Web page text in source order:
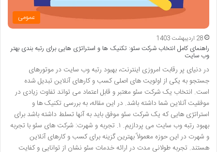
عمومی
28 اردیبهشت 1403
راهنمای کامل انتخاب شرکت سئو: تکنیک ها و استراتژی هایی برای رتبه بندی بهتر
وب سایت
در دنیای پر رقابت امروزی اینترنت، بهبود رتبه وب سایت در موتورهای
جستجو به یکی از اولویت های اصلی کسب و کارهای آنلاین تبدیل شده
است. انتخاب یک شرکت سئو معتبر و قابل اعتماد می تواند تفاوت زیادی در
موفقیت آنلاین شما داشته باشد. در این مقاله، به بررسی تکنیک ها و
استراتژی هایی که یک شرکت سئو موفق باید به آنها تسلط داشته باشد برای
بهبود رتبه وب سایت می پردازیم. ۱. تجربه و شهرت: شرکت های سئو با تجربه
و شهرت در این حوزه معمولاً بهترین گزینه برای کسب و کارهای آنلاین
هستند. تجربه طولانی مدت در ارائه خدمات سئو نشان از توانایی و کفایت